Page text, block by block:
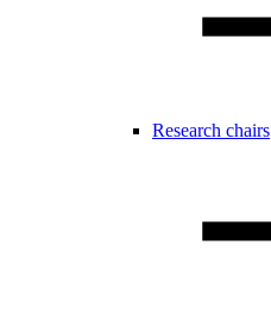
Research chairs